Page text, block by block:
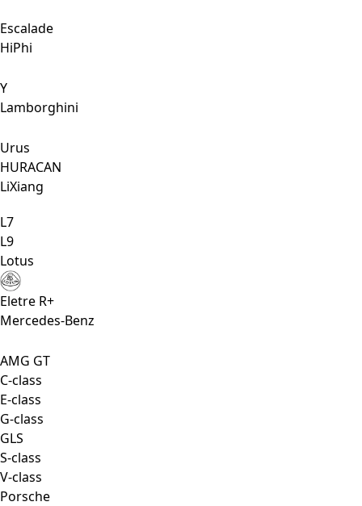
Escalade
HiPhi
Y
Lamborghini
Urus
HURACAN
LiXiang
L7
L9
Lotus
Eletre R+
Mercedes-Benz
AMG GT
C-class
E-class
G-class
GLS
S-class
V-class
Porsche